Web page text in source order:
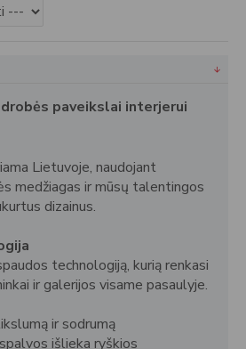
paveikslai interjerui
Lietuvoje, naudojant
medžiagas ir mūsų talentingos
dizainus.
technologiją, kurią renkasi
ir galerijos visame pasaulyje.
ir sodrumą
išlieka ryškios